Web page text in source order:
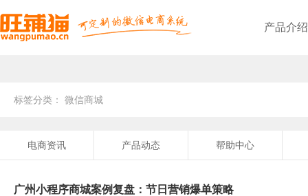
产品介绍
标签分类： 微信商城
电商资讯 产品动态 帮助中心
广州小程序商城案例复盘：节日营销爆单策略